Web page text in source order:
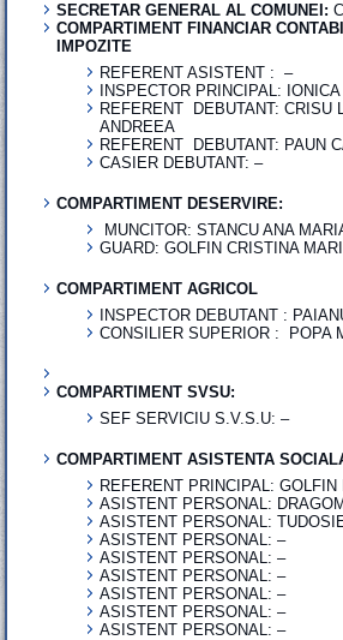
SECRETAR GENERAL AL COMUNEI:
COMPARTIMENT FINANCIAR
IMPOZITE
REFERENT ASISTENT : –
INSPECTOR PRINCIPAL:
REFERENT DEBUTANT: CRISU
ANDREEA
REFERENT DEBUTANT: PAUN
CASIER DEBUTANT: –
COMPARTIMENT DESERVIRE:
MUNCITOR: STANCU ANA
GUARD: GOLFIN CRISTINA
COMPARTIMENT AGRICOL
INSPECTOR DEBUTANT :
CONSILIER SUPERIOR : POPA
COMPARTIMENT SVSU:
SEF SERVICIU S.V.S.U: –
COMPARTIMENT ASISTENTA
REFERENT PRINCIPAL: GOLFIN
ASISTENT PERSONAL:
ASISTENT PERSONAL:
ASISTENT PERSONAL: –
ASISTENT PERSONAL: –
ASISTENT PERSONAL: –
ASISTENT PERSONAL: –
ASISTENT PERSONAL: –
ASISTENT PERSONAL: –